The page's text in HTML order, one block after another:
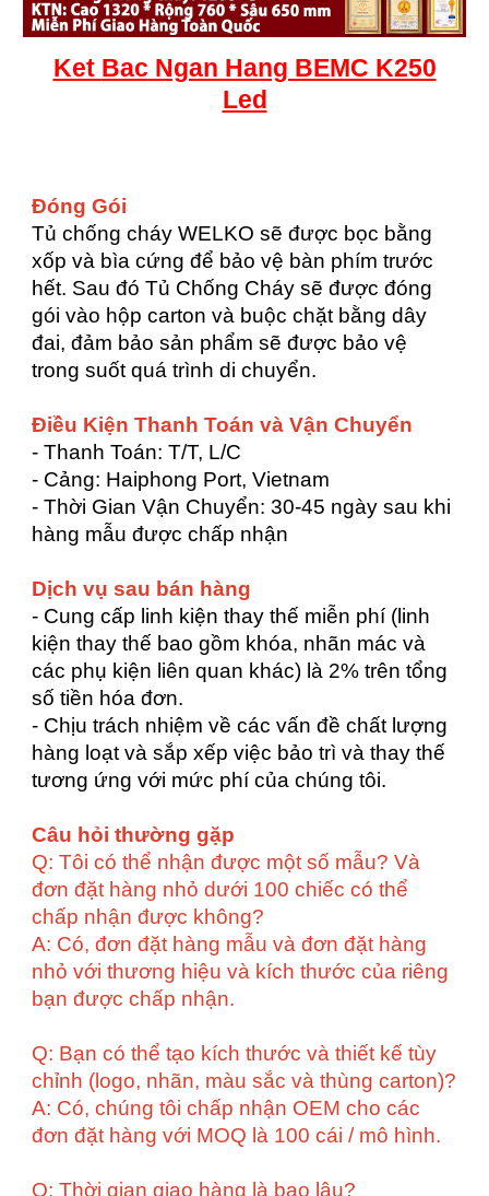
Ket Bac Ngan Hang BEMC K250
Led
Đóng Gói
Tủ chống cháy WELKO sẽ được bọc bằng
xốp và bìa cứng để bảo vệ bàn phím trước
hết. Sau đó Tủ Chống Cháy sẽ được đóng
gói vào hộp carton và buộc chặt bằng dây
đai, đảm bảo sản phẩm sẽ được bảo vệ
trong suốt quá trình di chuyển.
Điều Kiện Thanh Toán và Vận Chuyển
- Thanh Toán: T/T, L/C
- Cảng: Haiphong Port, Vietnam
- Thời Gian Vận Chuyển: 30-45 ngày sau khi
hàng mẫu được chấp nhận
Dịch vụ sau bán hàng
- Cung cấp linh kiện thay thế miễn phí (linh
kiện thay thế bao gồm khóa, nhãn mác và
các phụ kiện liên quan khác) là 2% trên tổng
số tiền hóa đơn.
- Chịu trách nhiệm về các vấn đề chất lượng
hàng loạt và sắp xếp việc bảo trì và thay thế
tương ứng với mức phí của chúng tôi.
Câu hỏi thường gặp
Q: Tôi có thể nhận được một số mẫu? Và
đơn đặt hàng nhỏ dưới 100 chiếc có thể
chấp nhận được không?
A: Có, đơn đặt hàng mẫu và đơn đặt hàng
nhỏ với thương hiệu và kích thước của riêng
bạn được chấp nhận.
Q: Bạn có thể tạo kích thước và thiết kế tùy
chỉnh (logo, nhãn, màu sắc và thùng carton)?
A: Có, chúng tôi chấp nhận OEM cho các
đơn đặt hàng với MOQ là 100 cái / mô hình.
Q: Thời gian giao hàng là bao lâu?